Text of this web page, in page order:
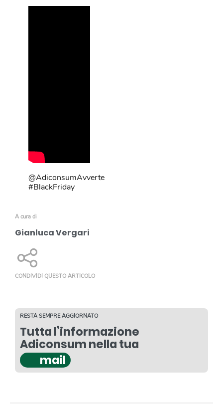
A cura di
Gianluca Vergari
CONDIVIDI QUESTO ARTICOLO
RESTA SEMPRE AGGIORNATO
Tutta l’informazione
Adiconsum nella tua
mail
@AdiconsumAvverte
#BlackFriday